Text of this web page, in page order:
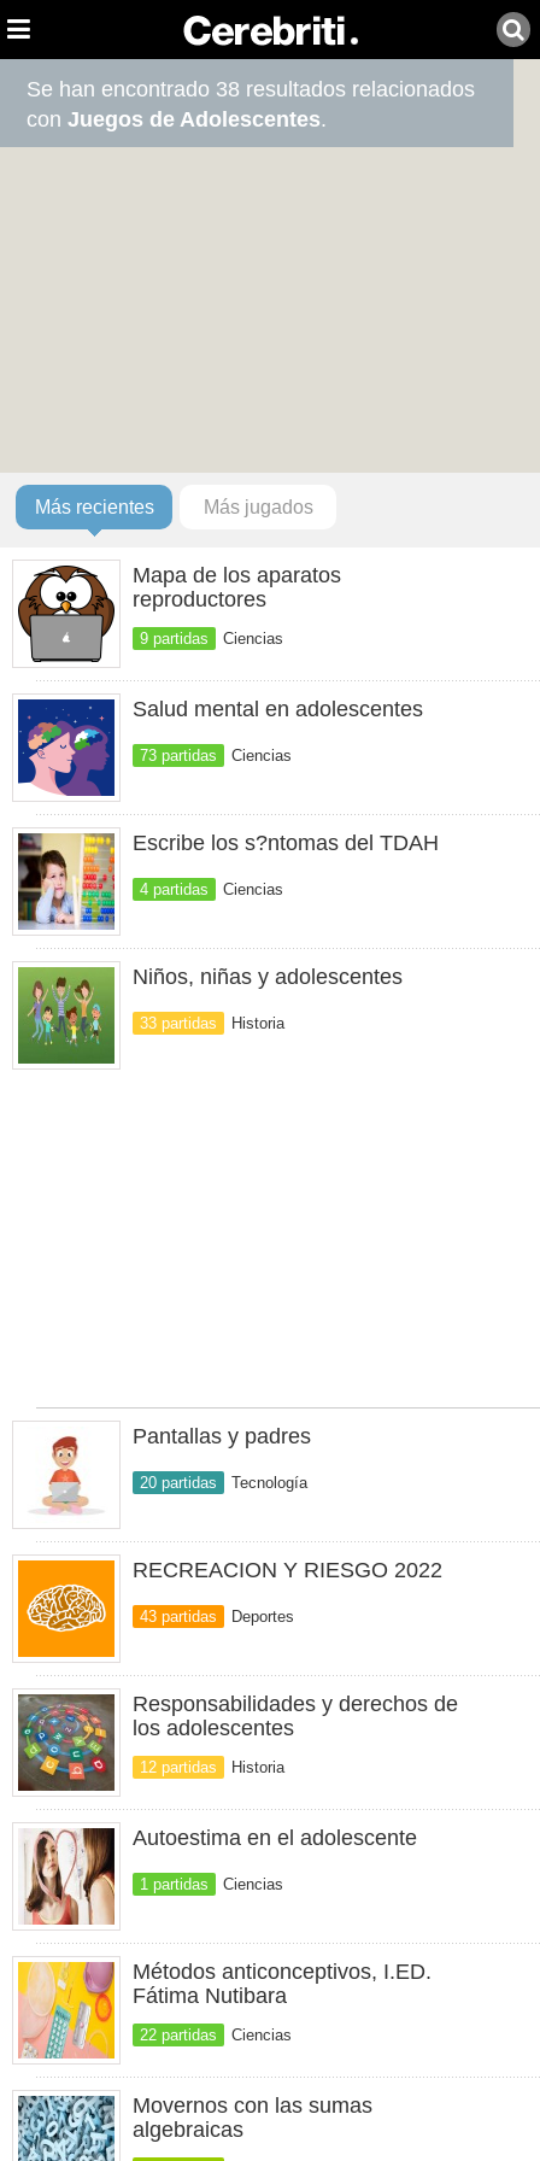
Se han encontrado 38 resultados relacionados
conJuegos de Adolescentes.
Más recientes Más jugados
Mapa de los aparatos
reproductores
9 partidas Ciencias
Salud mental en adolescentes
73 partidas Ciencias
Escribe los s?ntomas del TDAH
4 partidas Ciencias
Niños, niñas y adolescentes
33 partidas Historia
Pantallas y padres
20 partidas Tecnología
RECREACION Y RIESGO 2022
43 partidas Deportes
Responsabilidades y derechos de
los adolescentes
12 partidas Historia
Autoestima en el adolescente
1 partidas Ciencias
Métodos anticonceptivos, I.ED.
Fátima Nutibara
22 partidas Ciencias
Movernos con las sumas
algebraicas